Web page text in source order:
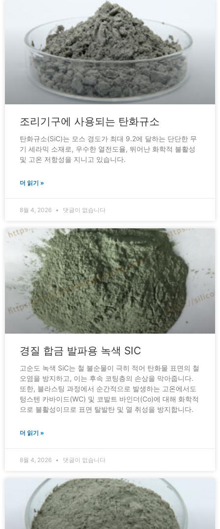
조리기구에 사용되는 탄화규소
탄화규소(SiC)는 모스 경도가 최대 9.2에 달하는 단단한 무
기 세라믹 소재로, 우수한 열전도율, 뛰어난 화학적 불활성
및 고온 저항성을 지니고 있습니다.
더 읽기 »
8월 4, 2026 댓글이 없습니다
경질 합금 발파용 녹색 SIC
고순도 녹색 SiC는 철 불순물이 극히 적어 탄화물 표면의 철
오염을 방지하고, 이는 후속 코팅층의 손상을 막아줍니다.
또한, 블라스팅 과정에서 순간적으로 발생하는 고온에서도
텅스텐 카바이드(WC) 및 코발트 바인더(Co)에 대해 화학적
으로 불활성이므로 표면 탈발탄 및 열 취성을 방지합니다.
더 읽기 »
8월 4, 2026 댓글이 없습니다